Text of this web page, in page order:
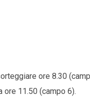
ore 8.30
ore 11.50 (campo 6).